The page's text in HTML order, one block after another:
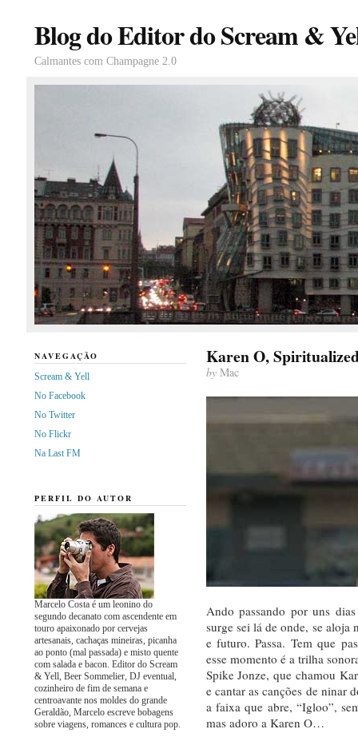
Blog do Editor do Scream &
Calmantes com Champagne 2.0
Karen O,
byMac
Ando passando por uns
surge sei lá de onde, se aloja
e futuro. Passa. Tem que
esse momento é a trilha
Spike Jonze, que chamou
e cantar as canções de ninar
a faixa que abre, “Igloo”,
mas adoro a Karen O…
NAVEGAÇÃO
Scream & Yell
No Facebook
No Twitter
No Flickr
Na Last FM
PERFIL DO AUTOR
Marcelo Costa é um leonino do
segundo decanato com ascendente em
touro apaixonado por cervejas
artesanais, cachaças mineiras, picanha
ao ponto (mal passada) e misto quente
com salada e bacon. Editor do Scream
& Yell, Beer Sommelier, DJ eventual,
cozinheiro de fim de semana e
centroavante nos moldes do grande
Geraldão, Marcelo escreve bobagens
sobre viagens, romances e cultura pop.